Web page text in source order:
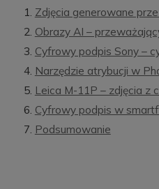
Zdjęcia generowane
Obrazy AI –
Cyfrowy podpis Sony –
Narzędzie atrybucji w
Leica M-11P – zdjęcia z
Cyfrowy podpis w
Podsumowanie